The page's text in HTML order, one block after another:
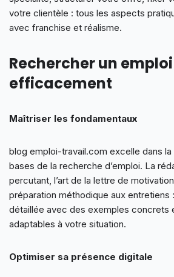
votre clientèle : tous les aspects
avec franchise et réalisme.
Rechercher un emploi
efficacement
Maîtriser les fondamentaux
blog emploi-travail.com excelle dans
bases de la recherche d’emploi. La
percutant, l’art de la lettre de
préparation méthodique aux entretiens
détaillée avec des exemples concrets
adaptables à votre situation.
Optimiser sa présence digitale